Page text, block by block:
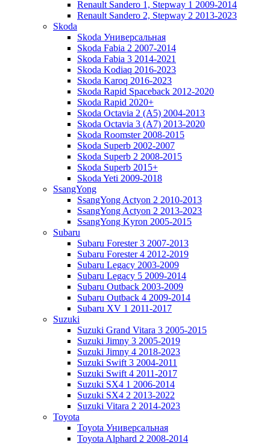
Renault Sandero 1, Stepway 1 2009-2014
Renault Sandero 2, Stepway 2 2013-2023
Skoda
Skoda Универсальная
Skoda Fabia 2 2007-2014
Skoda Fabia 3 2014-2021
Skoda Kodiaq 2016-2023
Skoda Karoq 2016-2023
Skoda Rapid Spaceback 2012-2020
Skoda Rapid 2020+
Skoda Octavia 2 (A5) 2004-2013
Skoda Octavia 3 (A7) 2013-2020
Skoda Roomster 2008-2015
Skoda Superb 2002-2007
Skoda Superb 2 2008-2015
Skoda Superb 2015+
Skoda Yeti 2009-2018
SsangYong
SsangYong Actyon 2 2010-2013
SsangYong Actyon 2 2013-2023
SsangYong Kyron 2005-2015
Subaru
Subaru Forester 3 2007-2013
Subaru Forester 4 2012-2019
Subaru Legacy 2003-2009
Subaru Legacy 5 2009-2014
Subaru Outback 2003-2009
Subaru Outback 4 2009-2014
Subaru XV 1 2011-2017
Suzuki
Suzuki Grand Vitara 3 2005-2015
Suzuki Jimny 3 2005-2019
Suzuki Jimny 4 2018-2023
Suzuki Swift 3 2004-2011
Suzuki Swift 4 2011-2017
Suzuki SX4 1 2006-2014
Suzuki SX4 2 2013-2022
Suzuki Vitara 2 2014-2023
Toyota
Toyota Универсальная
Toyota Alphard 2 2008-2014